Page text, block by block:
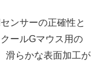
ンサーの正確性と
ールGマウス用の
滑らかな表面加工が